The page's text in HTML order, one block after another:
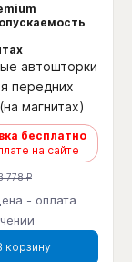
автошторки
передних
магнитах)
бесплатно
на сайте
778 ₽
- оплата
корзину